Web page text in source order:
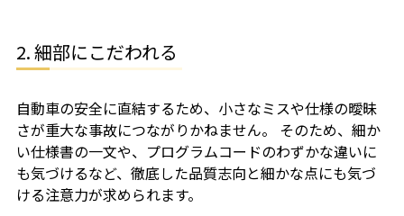
2. 細部にこだわれる
自動車の安全に直結するため、小さなミスや仕様の曖昧
さが重大な事故につながりかねません。 そのため、細か
い仕様書の一文や、プログラムコードのわずかな違いに
も気づけるなど、徹底した品質志向と細かな点にも気づ
ける注意力が求められます。